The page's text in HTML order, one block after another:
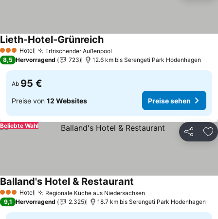
3 SterneHotel Erfrischender Außenpool
Lieth-Hotel-GrünreichPreise sehen
8,5 Hervorragend 723 12.6 km bis Serengeti Park Hodenhagen
Ab 95 €
Preise von 12 Websites Preise sehen
Teilen
Beliebte Wahl
3 SterneHotel Regionale Küche aus Niedersachsen
Balland's Hotel & Restaurant
9,1 Hervorragend 2.325 18.7 km bis Serengeti Park Hodenhagen